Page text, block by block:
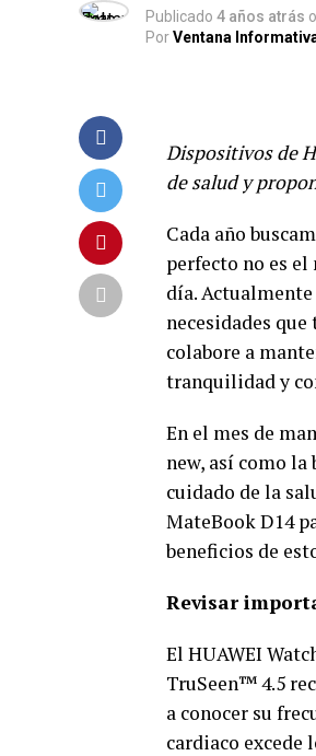
Publicado 4 años atrás
PorVentana
Dispositivos de
de salud y
Cada año
perfecto no es
día.
necesidades
colabore a
tranquilidad y
En el mes de
new, así como
cuidado de la
MateBook D14
beneficios de
Revisar
El HUAWEI
TruSeen™ 4.5
a conocer su
cardiaco excede